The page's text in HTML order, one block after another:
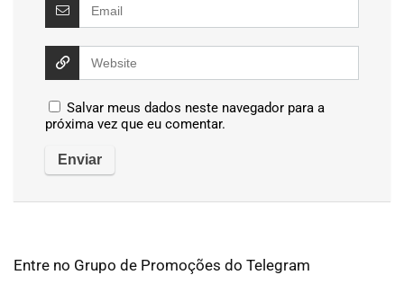
Salvar meus dados neste navegador para a
próxima vez que eu comentar.
Entre no Grupo de Promoções do Telegram